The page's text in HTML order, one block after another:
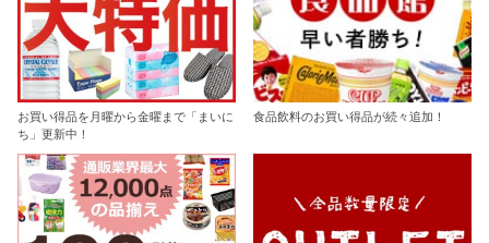
お買い得品を月曜から金曜まで「まいに
ち」更新中！
食品飲料のお買い得品が続々追加！